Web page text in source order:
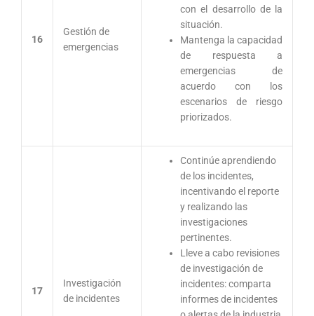
16
Gestión de
emergencias
con el desarrollo de la
situación.
Mantenga la capacidad
de respuesta a
emergencias de
acuerdo con los
escenarios de riesgo
priorizados.
17
Investigación
de incidentes
Continúe aprendiendo
de los incidentes,
incentivando el reporte
y realizando las
investigaciones
pertinentes.
Lleve a cabo revisiones
de investigación de
incidentes: comparta
informes de incidentes